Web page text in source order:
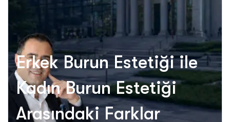
Erkek Burun Estetiği ile
Kadın Burun Estetiği
Arasındaki Farklar